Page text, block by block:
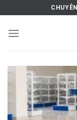
to
content